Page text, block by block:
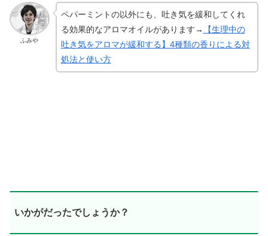
ふみや
ペパーミントの以外にも、吐き気を緩和してくれ
る効果的なアロマオイルがあります→
【生理中の
吐き気をアロマが緩和する】4種類の香りによる対
処法と使い方
いかがだったでしょうか？